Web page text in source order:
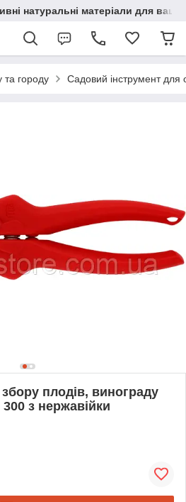
натуральні матеріали для
та городу Садовий інструмент для
плодів, винограду
з нержавійки